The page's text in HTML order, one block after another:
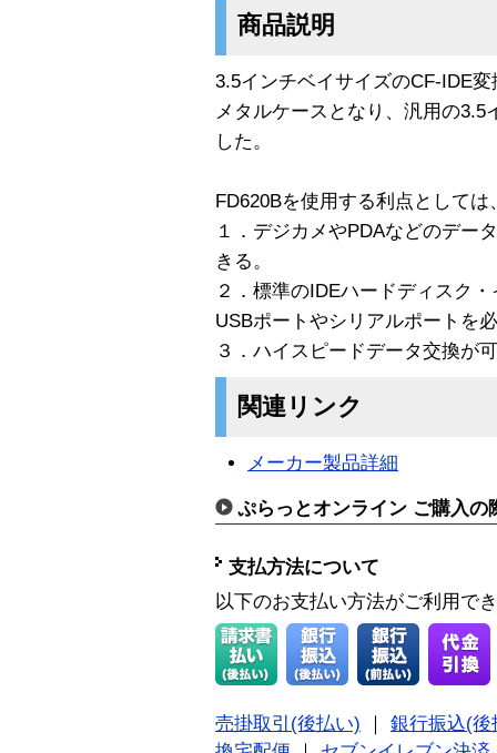
商品説明
3.5インチベイサイズのCF-IDE
メタルケースとなり、汎用の
した。
FD620Bを使用する利点としては
１．デジカメやPDAなどのデー
きる。
２．標準のIDEハードディスク
USBポートやシリアルポートを
３．ハイスピードデータ交換が
関連リンク
メーカー製品詳細
ぷらっとオンライン ご購入の
支払方法について
以下のお支払い方法がご利用で
売掛取引(後払い)
銀行振込(後